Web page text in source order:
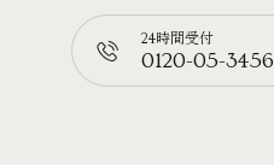
📞
24時間受付
0120-05-3456